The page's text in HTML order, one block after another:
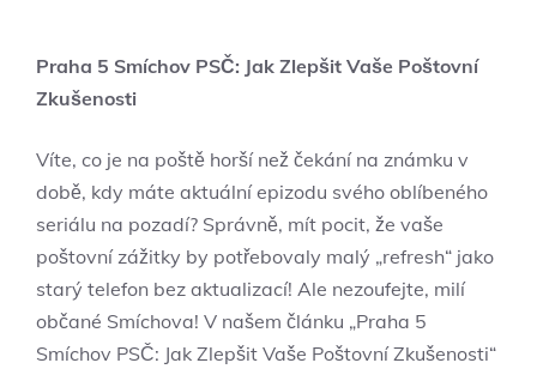
Praha 5 Smíchov PSČ: Jak Zlepšit Vaše Poštovní
Zkušenosti
Víte, co je na poště horší než čekání na známku v
době, kdy máte aktuální epizodu svého oblíbeného
seriálu na pozadí? Správně, mít pocit, že vaše
poštovní zážitky by potřebovaly malý „refresh“ jako
starý telefon bez aktualizací! Ale nezoufejte, milí
občané Smíchova! V našem článku „Praha 5
Smíchov PSČ: Jak Zlepšit Vaše Poštovní Zkušenosti“